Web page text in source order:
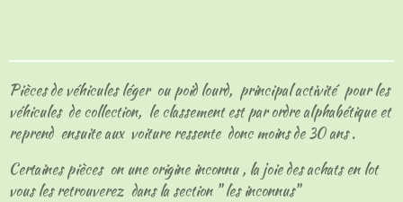
g
r
g
r
g
r
g
r
Pièces de véhicules léger ou poid lourd, principal activité pour les
véhicules de collection, le classement est par ordre alphabétique et
reprend ensuite aux voiture ressente donc moins de 30 ans .
Certaines pièces on une origine inconnu , la joie des achats en lot
vous les retrouverez dans la section " les inconnus"